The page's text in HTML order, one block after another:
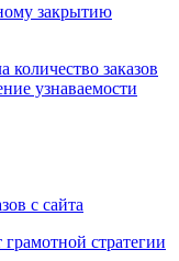
закрытию
узнаваемости
с сайта